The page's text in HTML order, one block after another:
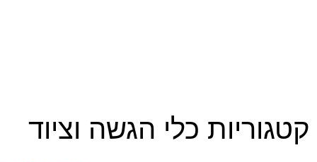
קטגוריות כלי הגשה וציוד